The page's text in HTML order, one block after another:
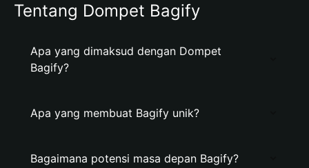
Tentang Dompet Bagify
Apa yang dimaksud dengan Dompet
Bagify?
Apa yang membuat Bagify unik?
Bagaimana potensi masa depan Bagify?